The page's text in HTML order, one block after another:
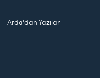
Arda'dan Yazılar